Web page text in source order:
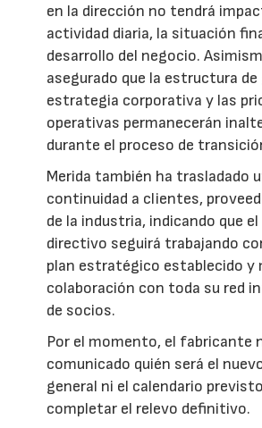
en la dirección no tendrá
actividad diaria, la situación
desarrollo del negocio.
asegurado que la estructura
estrategia corporativa y las
operativas permanecerán
durante el proceso de
Merida también ha trasladado
continuidad a clientes,
de la industria, indicando que el
directivo seguirá trabajando
plan estratégico establecido y
colaboración con toda su red
de socios.
Por el momento, el fabricante
comunicado quién será el
general ni el calendario
completar el relevo definitivo.